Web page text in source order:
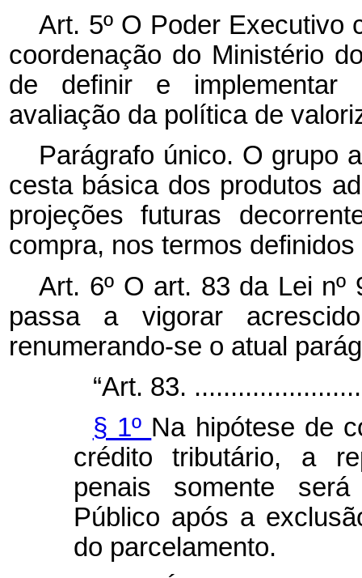
Art. 5º O Poder Executivo
coordenação do Ministério
de definir e implementar
avaliação da política de
Parágrafo único. O grupo
cesta básica dos produtos
projeções futuras
compra, nos termos
Art. 6º O art. 83 da Lei nº
passa a vigorar
renumerando-se o atual
“Art. 83.
§ 1º Na hipótese de
crédito tributário, a
penais somente
Público após a
do parcelamento.